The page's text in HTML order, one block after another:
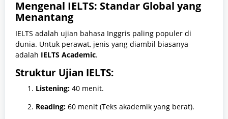
Mengenal IELTS: Standar Global yang
Menantang
IELTS adalah ujian bahasa Inggris paling populer di
dunia. Untuk perawat, jenis yang diambil biasanya
adalah IELTS Academic.
Struktur Ujian IELTS:
Listening: 40 menit.
Reading: 60 menit (Teks akademik yang berat).